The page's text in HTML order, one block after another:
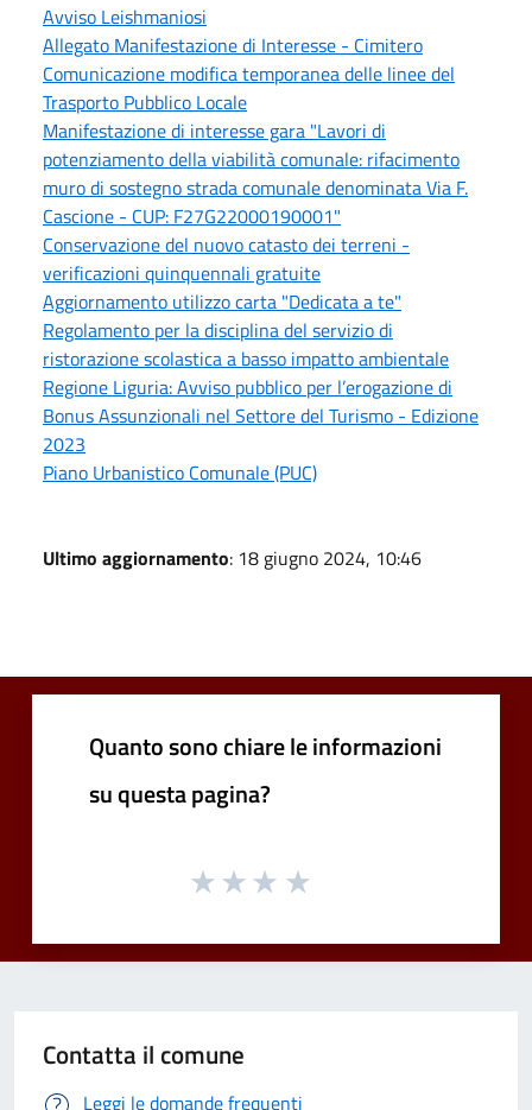
Avviso Leishmaniosi
Allegato Manifestazione di Interesse - Cimitero
Comunicazione modifica temporanea delle linee del
Trasporto Pubblico Locale
Manifestazione di interesse gara "Lavori di
potenziamento della viabilità comunale: rifacimento
muro di sostegno strada comunale denominata Via F.
Cascione - CUP: F27G22000190001"
Conservazione del nuovo catasto dei terreni -
verificazioni quinquennali gratuite
Aggiornamento utilizzo carta "Dedicata a te"
Regolamento per la disciplina del servizio di
ristorazione scolastica a basso impatto ambientale
Regione Liguria: Avviso pubblico per l’erogazione di
Bonus Assunzionali nel Settore del Turismo - Edizione
2023
Piano Urbanistico Comunale (PUC)
Ultimo aggiornamento: 18 giugno 2024, 10:46
Quanto sono chiare le informazioni
su questa pagina?
Contatta il comune
Leggi le domande frequenti